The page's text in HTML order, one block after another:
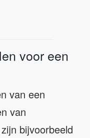
voor een
van een
van
bijvoorbeeld